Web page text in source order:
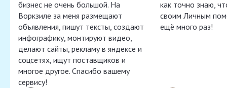
бизнес не очень большой. На
Воркзиле за меня размещают
объявления, пишут тексты, создают
инфографику, монтируют видео,
делают сайты, рекламу в яндексе и
соцсетях, ищут поставщиков и
многое другое. Спасибо вашему
сервису!
как точно знаю,
своим Личным
ещё много раз!